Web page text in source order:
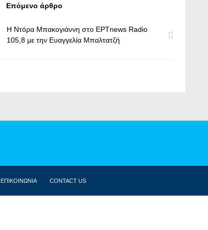
Επόμενο άρθρο
Η Ντόρα Μπακογιάννη στο ΕΡΤnews Radio
105,8 με την Ευαγγελία Μπαλτατζή
ΕΠΙΚΟΙΝΩΝΙΑ CONTACT US